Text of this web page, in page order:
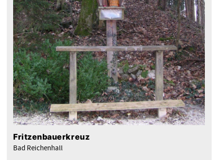
Fritzenbauerkreuz
Bad Reichenhall